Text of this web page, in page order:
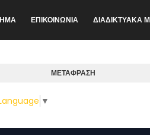
ΕΠΙΚΟΙΝΩΝΙΑ ΔΙΑΔΙΚΤΥΑΚΑ
ΜΕΤΑΦΡΑΣΗ
▼